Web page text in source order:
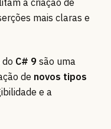
a criação de
mais claras e
do C# 9 são uma
de novos tipos
e a